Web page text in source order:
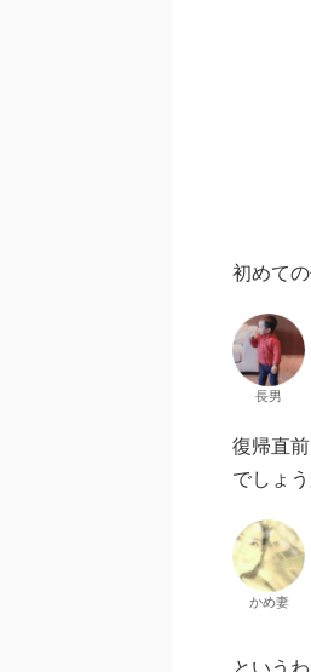
初めて
長男
復帰直
でしょ
かめ妻